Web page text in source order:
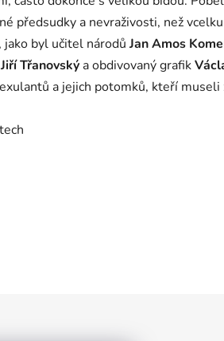
předsudky a nevraživosti, než
jako byl učitel národů Jan Amos
Jiří Třanovský a obdivovaný grafik
a jejich potomků, kteří museli